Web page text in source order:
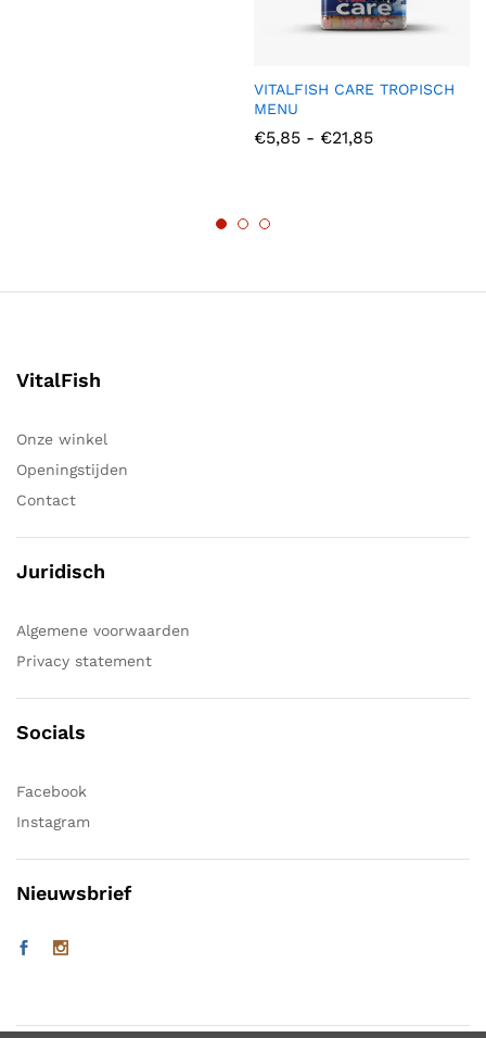
VITALFISH CARE TROPISCH
MENU
€5,85 - €21,85Prijsklasse:
VitalFish
Onze winkel
Openingstijden
Contact
Juridisch
Algemene voorwaarden
Privacy statement
Socials
Facebook
Instagram
Nieuwsbrief